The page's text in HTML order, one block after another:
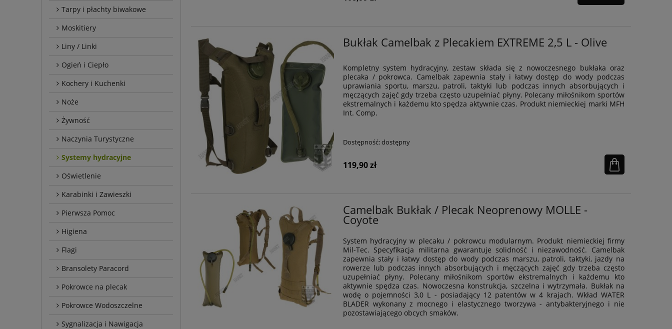
Tarpy i płachty biwakowe
Moskitiery
Liny / Linki
Ogień i Ciepło
Kochery i Kuchenki
Noże
Żywność
Naczynia Turystyczne
Systemy hydracyjne
Oświetlenie
Karabinki i Zawieszki
Pierwsza Pomoc
Higiena
Flagi
Bransolety Paracord
Pokrowce na plecak
Pokrowce Wodoszczelne
Sygnalizacja i Nawigacja
Bukłak Camelbak z Plecakiem EXTREME 2,5 L - Olive
Kompletny system hydracyjny, zestaw składa się z nowoczesnego bukłaka oraz
plecaka / pokrowca. Camelbak zapewnia stały i łatwy dostęp do wody podczas
uprawiania sportu, marszu, patroli, taktyki lub podczas innych absorbujących i
męczących zajęć gdy trzeba często uzupełniać płyny. Polecany miłośnikom sportów
ekstremalnych i każdemu kto spędza aktywnie czas. Produkt niemieckiej marki MFH
Int. Comp.
Dostępność:dostępny
119,90 zł
Camelbak Bukłak / Plecak Neoprenowy MOLLE -
Coyote
System hydracyjny w plecaku / pokrowcu modularnym. Produkt niemieckiej firmy
Mil-Tec. Specyfikacja militarna gwarantuje solidność i niezawodność. Camelbak
zapewnia stały i łatwy dostęp do wody podczas marszu, patroli, taktyki, jazdy na
rowerze lub podczas innych absorbujących i męczących zajęć gdy trzeba często
uzupełniać płyny. Polecany miłośnikom sportów ekstremalnych i każdemu kto
aktywnie spędza czas. Nowoczesna konstrukcja, szczelna i wytrzymała. Bukłak na
wodę o pojemności 3,0 L - posiadający 12 patentów w 4 krajach. Wkład WATER
BLADER wykonany z mocnego i elastycznego tworzywa - antybakteryjnego i nie
pozostawiającego obcych smaków.